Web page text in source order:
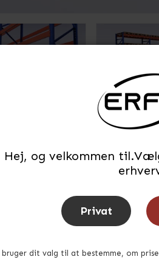
Hej, og velkommen
Privat
bruger dit valg til at bestemme, om